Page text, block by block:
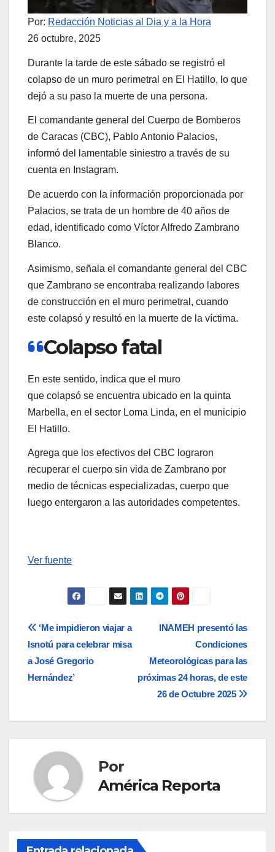
Por: Redacción Noticias al Dia y a la Hora
26 octubre, 2025
Durante la tarde de este sábado se registró el
colapso de un muro perimetral en El Hatillo, lo que
dejó a su paso la muerte de una persona.
El comandante general del Cuerpo de Bomberos
de Caracas (CBC), Pablo Antonio Palacios,
informó del lamentable siniestro a través de su
cuenta en Instagram.
De acuerdo con la información proporcionada por
Palacios, se trata de un hombre de 40 años de
edad, identificado como Víctor Alfredo Zambrano
Blanco.
Asimismo, señala el comandante general del CBC
que Zambrano se encontraba realizando labores
de construcción en el muro perimetral, cuando
este colapsó y resultó en la muerte de la víctima.
Colapso fatal
En este sentido, indica que el muro
que colapsó se encuentra ubicado en la quinta
Marbella, en el sector Loma Linda, en el municipio
El Hatillo.
Agrega que los efectivos del CBC lograron
recuperar el cuerpo sin vida de Zambrano por
medio de técnicas especializadas, cuerpo que
luego entergaron a las autoridades competentes.
Ver fuente
Navegación
de
entradas
INAMEH presentó las
Condiciones
Meteorológicas para las
próximas 24 horas, de este
26 de Octubre 2025
‘Me impidieron viajar a
Isnotú para celebrar misa
a José Gregorio
Hernández’
Por
América Reporta